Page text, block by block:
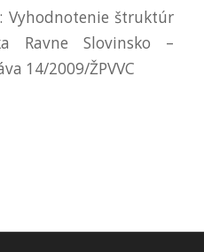
Vyhodnotenie štruktúr
Ravne Slovinsko –
14/2009/ŽPVVC